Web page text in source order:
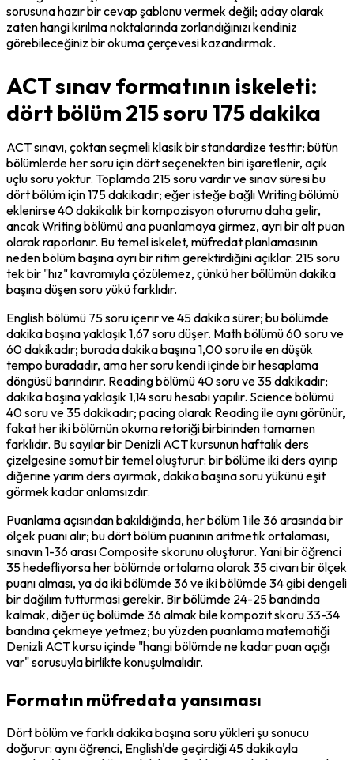
sorusuna hazır bir cevap şablonu vermek değil; aday olarak
zaten hangi kırılma noktalarında zorlandığınızı kendiniz
görebileceğiniz bir okuma çerçevesi kazandırmak.
ACT sınav formatının iskeleti:
dört bölüm 215 soru 175 dakika
ACT sınavı, çoktan seçmeli klasik bir standardize testtir; bütün
bölümlerde her soru için dört seçenekten biri işaretlenir, açık
uçlu soru yoktur. Toplamda 215 soru vardır ve sınav süresi bu
dört bölüm için 175 dakikadır; eğer isteğe bağlı Writing bölümü
eklenirse 40 dakikalık bir kompozisyon oturumu daha gelir,
ancak Writing bölümü ana puanlamaya girmez, ayrı bir alt puan
olarak raporlanır. Bu temel iskelet, müfredat planlamasının
neden bölüm başına ayrı bir ritim gerektirdiğini açıklar: 215 soru
tek bir "hız" kavramıyla çözülemez, çünkü her bölümün dakika
başına düşen soru yükü farklıdır.
English bölümü 75 soru içerir ve 45 dakika sürer; bu bölümde
dakika başına yaklaşık 1,67 soru düşer. Math bölümü 60 soru ve
60 dakikadır; burada dakika başına 1,00 soru ile en düşük
tempo buradadır, ama her soru kendi içinde bir hesaplama
döngüsü barındırır. Reading bölümü 40 soru ve 35 dakikadır;
dakika başına yaklaşık 1,14 soru hesabı yapılır. Science bölümü
40 soru ve 35 dakikadır; pacing olarak Reading ile aynı görünür,
fakat her iki bölümün okuma retoriği birbirinden tamamen
farklıdır. Bu sayılar bir Denizli ACT kursunun haftalık ders
çizelgesine somut bir temel oluşturur: bir bölüme iki ders ayırıp
diğerine yarım ders ayırmak, dakika başına soru yükünü eşit
görmek kadar anlamsızdır.
Puanlama açısından bakıldığında, her bölüm 1 ile 36 arasında bir
ölçek puanı alır; bu dört bölüm puanının aritmetik ortalaması,
sınavın 1-36 arası Composite skorunu oluşturur. Yani bir öğrenci
35 hedefliyorsa her bölümde ortalama olarak 35 civarı bir ölçek
puanı alması, ya da iki bölümde 36 ve iki bölümde 34 gibi dengeli
bir dağılım tutturmasi gerekir. Bir bölümde 24-25 bandında
kalmak, diğer üç bölümde 36 almak bile kompozit skoru 33-34
bandına çekmeye yetmez; bu yüzden puanlama matematiği
Denizli ACT kursu içinde "hangi bölümde ne kadar puan açığı
var" sorusuyla birlikte konuşulmalıdır.
Formatın müfredata yansıması
Dört bölüm ve farklı dakika başına soru yükleri şu sonucu
doğurur: aynı öğrenci, English'de geçirdiği 45 dakikayla